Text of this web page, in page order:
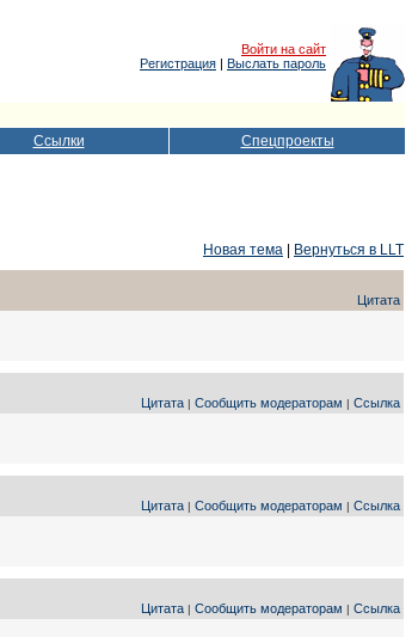
Войти на сайт
Регистрация | Выслать пароль
Ссылки Спецпроекты
Новая тема
Вернуться в LLT
Цитата
Цитата | Сообщить модераторам | Ссылка
Цитата | Сообщить модераторам | Ссылка
Цитата | Сообщить модераторам | Ссылка